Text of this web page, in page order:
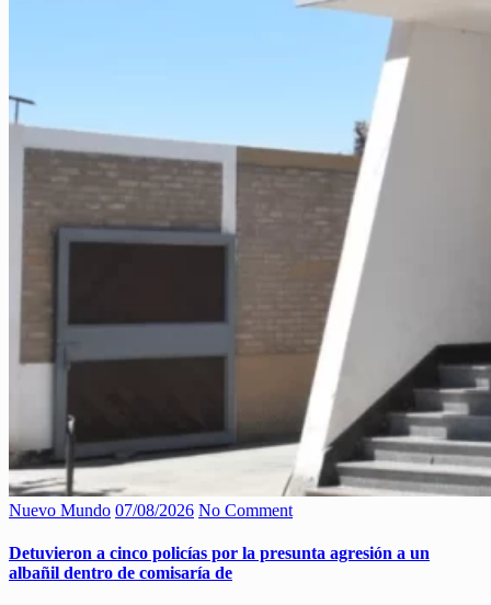
Nuevo Mundo 07/08/2026 No Comment
Detuvieron a cinco policías por la presunta agresión a un
albañil dentro de comisaría de